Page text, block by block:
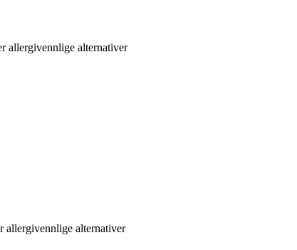
allergivennlige alternativer
allergivennlige alternativer